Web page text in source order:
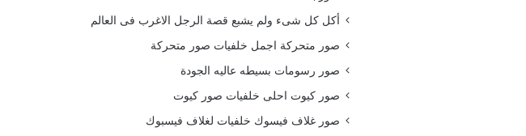
أكل كل شىء ولم يشبع قصة الرجل الاغرب فى العالم
صور متحركة اجمل خلفيات صور متحركة
صور رسومات بسيطه عاليه الجودة
صور كيوت احلى خلفيات صور كيوت
صور غلاف فيسوك خلفيات لغلاف فيسبوك